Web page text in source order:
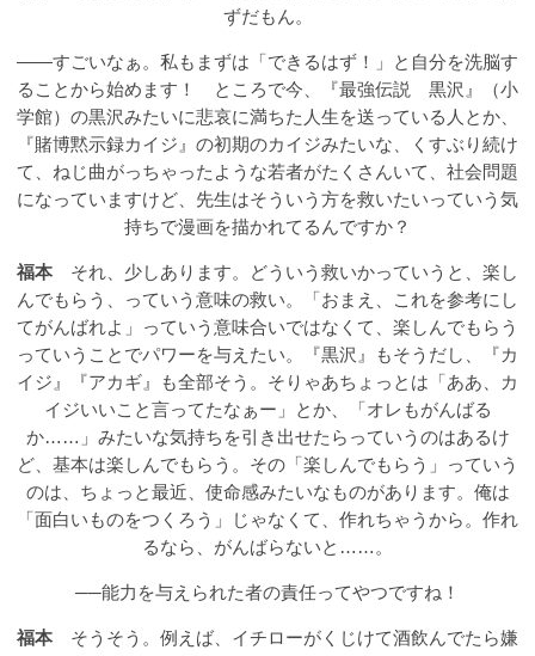
ずだもん。
――すごいなぁ。私もまずは「できるはず！」と自分を洗脳す
ることから始めます！ ところで今、『最強伝説 黒沢』（小
学館）の黒沢みたいに悲哀に満ちた人生を送っている人とか、
『賭博黙示録カイジ』の初期のカイジみたいな、くすぶり続け
て、ねじ曲がっちゃったような若者がたくさんいて、社会問題
になっていますけど、先生はそういう方を救いたいっていう気
持ちで漫画を描かれてるんですか？
福本 それ、少しあります。どういう救いかっていうと、楽し
んでもらう、っていう意味の救い。「おまえ、これを参考にし
てがんばれよ」っていう意味合いではなくて、楽しんでもらう
っていうことでパワーを与えたい。『黒沢』もそうだし、『カ
イジ』『アカギ』も全部そう。そりゃあちょっとは「ああ、カ
イジいいこと言ってたなぁー」とか、「オレもがんばる
か……」みたいな気持ちを引き出せたらっていうのはあるけ
ど、基本は楽しんでもらう。その「楽しんでもらう」っていう
のは、ちょっと最近、使命感みたいなものがあります。俺は
「面白いものをつくろう」じゃなくて、作れちゃうから。作れ
るなら、がんばらないと……。
──能力を与えられた者の責任ってやつですね！
福本 そうそう。例えば、イチローがくじけて酒飲んでたら嫌